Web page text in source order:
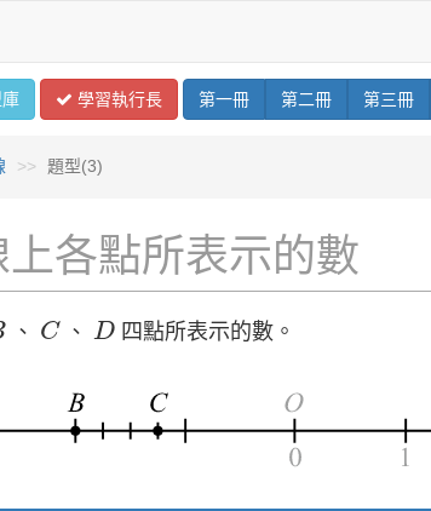
庫 學習執行長 第一冊 第二冊 第三冊
題型(3)
上各點所表示的數
、 C
C 、D
D 四點所表示的數。